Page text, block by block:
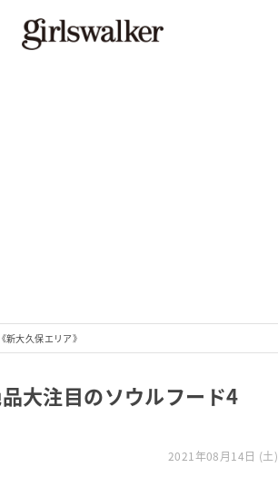
大久保エリア》
大注目のソウルフード4
2021年08月14日 (土)